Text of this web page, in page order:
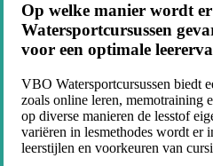
Op welke manier wordt
Watersportcursussen
voor een optimale
VBO Watersportcursussen biedt
zoals online leren, memotraining
op diverse manieren de lesstof
variëren in lesmethodes wordt er
leerstijlen en voorkeuren van